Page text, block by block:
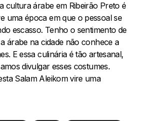
cultura árabe em Ribeirão Preto é
uma época em que o pessoal se
escasso. Tenho o sentimento de
árabe na cidade não conhece a
E essa culinária é tão artesanal,
divulgar esses costumes.
Salam Aleikom vire uma